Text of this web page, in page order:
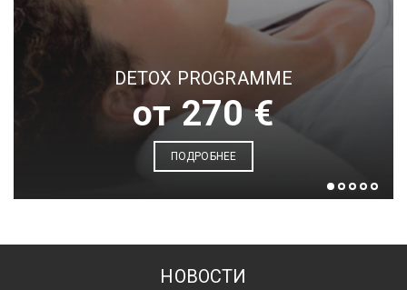
DETOX PROGRAMME
от 270 €
ПОДРОБНЕЕ
НОВОСТИ